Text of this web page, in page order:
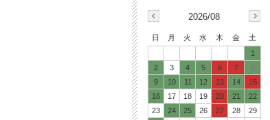
2026/08
日 月 火 水 木 金
土
1
2
3 4 5 6 7
8
9
10 11 12 13 14
15
16
17 18 19 20 21
22
23
24 25 26 27 28
29